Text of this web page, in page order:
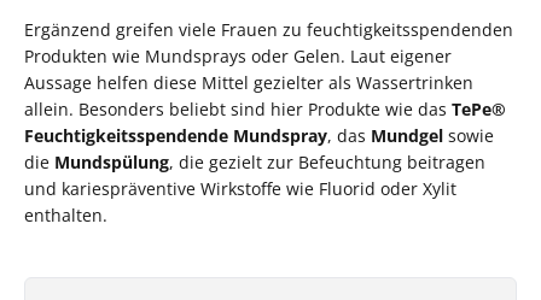
Ergänzend greifen viele Frauen zu feuchtigkeitsspendenden
Produkten wie Mundsprays oder Gelen. Laut eigener
Aussage helfen diese Mittel gezielter als Wassertrinken
allein. Besonders beliebt sind hier Produkte wie das TePe®
Feuchtigkeitsspendende Mundspray, das Mundgel sowie
die Mundspülung, die gezielt zur Befeuchtung beitragen
und kariespräventive Wirkstoffe wie Fluorid oder Xylit
enthalten.